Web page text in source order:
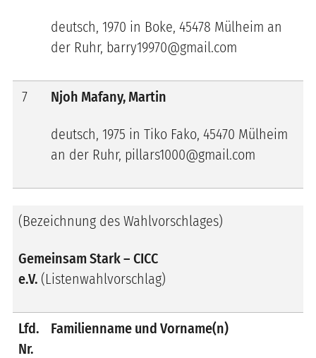
deutsch, 1970 in Boke, 45478 Mülheim an
der Ruhr, barry19970@gmail.com
7 Njoh Mafany, Martin
deutsch, 1975 in Tiko Fako, 45470 Mülheim
an der Ruhr, pillars1000@gmail.com
(Bezeichnung des Wahlvorschlages)
Gemeinsam Stark – CICC
e.V. (Listenwahlvorschlag)
Lfd.
Nr.
Familienname und Vorname(n)